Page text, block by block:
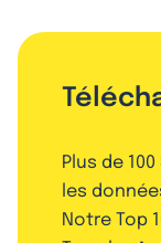
Plus de
les
Notre Top